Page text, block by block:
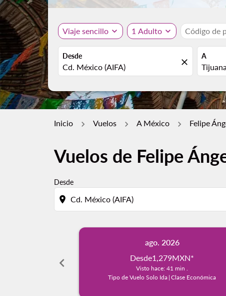
Viaje sencillo expand_more 1 Adulto expand_more Código de
Desde
close
A
Inicio Vuelos A México Felipe
Vuelos de Felipe
Desde
location_on
chevron_left
ago. 2026
Desde1,279MXN*
Visto hace: 41 min .
Tipo de Vuelo Solo Ida | Clase Económica